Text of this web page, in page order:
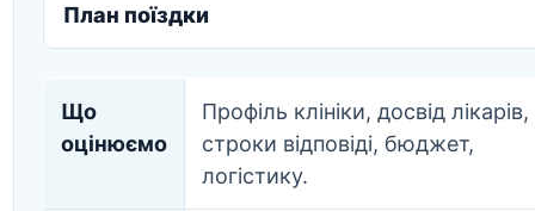
План поїздки
Що
оцінюємо
Профіль клініки, досвід лікарів,
строки відповіді, бюджет,
логістику.